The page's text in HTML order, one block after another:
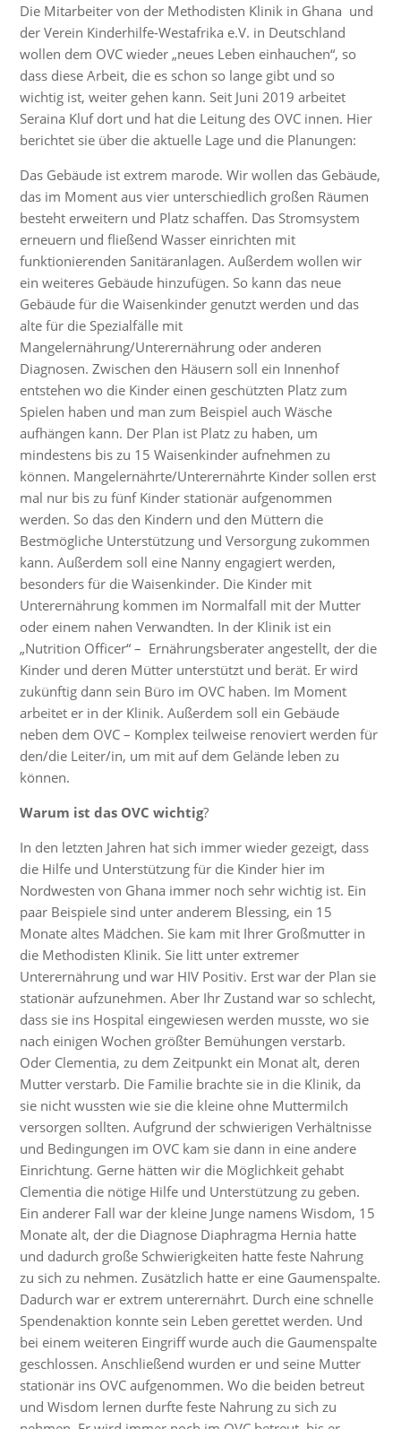
Die Mitarbeiter von der Methodisten Klinik in Ghana und
der Verein Kinderhilfe-Westafrika e.V. in Deutschland
wollen dem OVC wieder „neues Leben einhauchen“, so
dass diese Arbeit, die es schon so lange gibt und so
wichtig ist, weiter gehen kann. Seit Juni 2019 arbeitet
Seraina Kluf dort und hat die Leitung des OVC innen. Hier
berichtet sie über die aktuelle Lage und die Planungen:
Das Gebäude ist extrem marode. Wir wollen das Gebäude,
das im Moment aus vier unterschiedlich großen Räumen
besteht erweitern und Platz schaffen. Das Stromsystem
erneuern und fließend Wasser einrichten mit
funktionierenden Sanitäranlagen. Außerdem wollen wir
ein weiteres Gebäude hinzufügen. So kann das neue
Gebäude für die Waisenkinder genutzt werden und das
alte für die Spezialfälle mit
Mangelernährung/Unterernährung oder anderen
Diagnosen. Zwischen den Häusern soll ein Innenhof
entstehen wo die Kinder einen geschützten Platz zum
Spielen haben und man zum Beispiel auch Wäsche
aufhängen kann. Der Plan ist Platz zu haben, um
mindestens bis zu 15 Waisenkinder aufnehmen zu
können. Mangelernährte/Unterernährte Kinder sollen erst
mal nur bis zu fünf Kinder stationär aufgenommen
werden. So das den Kindern und den Müttern die
Bestmögliche Unterstützung und Versorgung zukommen
kann. Außerdem soll eine Nanny engagiert werden,
besonders für die Waisenkinder. Die Kinder mit
Unterernährung kommen im Normalfall mit der Mutter
oder einem nahen Verwandten. In der Klinik ist ein
„Nutrition Officer“ – Ernährungsberater angestellt, der die
Kinder und deren Mütter unterstützt und berät. Er wird
zukünftig dann sein Büro im OVC haben. Im Moment
arbeitet er in der Klinik. Außerdem soll ein Gebäude
neben dem OVC – Komplex teilweise renoviert werden für
den/die Leiter/in, um mit auf dem Gelände leben zu
können.
Warum ist das OVC wichtig?
In den letzten Jahren hat sich immer wieder gezeigt, dass
die Hilfe und Unterstützung für die Kinder hier im
Nordwesten von Ghana immer noch sehr wichtig ist. Ein
paar Beispiele sind unter anderem Blessing, ein 15
Monate altes Mädchen. Sie kam mit Ihrer Großmutter in
die Methodisten Klinik. Sie litt unter extremer
Unterernährung und war HIV Positiv. Erst war der Plan sie
stationär aufzunehmen. Aber Ihr Zustand war so schlecht,
dass sie ins Hospital eingewiesen werden musste, wo sie
nach einigen Wochen größter Bemühungen verstarb.
Oder Clementia, zu dem Zeitpunkt ein Monat alt, deren
Mutter verstarb. Die Familie brachte sie in die Klinik, da
sie nicht wussten wie sie die kleine ohne Muttermilch
versorgen sollten. Aufgrund der schwierigen Verhältnisse
und Bedingungen im OVC kam sie dann in eine andere
Einrichtung. Gerne hätten wir die Möglichkeit gehabt
Clementia die nötige Hilfe und Unterstützung zu geben.
Ein anderer Fall war der kleine Junge namens Wisdom, 15
Monate alt, der die Diagnose Diaphragma Hernia hatte
und dadurch große Schwierigkeiten hatte feste Nahrung
zu sich zu nehmen. Zusätzlich hatte er eine Gaumenspalte.
Dadurch war er extrem unterernährt. Durch eine schnelle
Spendenaktion konnte sein Leben gerettet werden. Und
bei einem weiteren Eingriff wurde auch die Gaumenspalte
geschlossen. Anschließend wurden er und seine Mutter
stationär ins OVC aufgenommen. Wo die beiden betreut
und Wisdom lernen durfte feste Nahrung zu sich zu